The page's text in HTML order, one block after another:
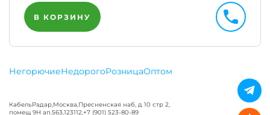
В КОРЗИНУ
НегорючиеНедорогоРозницаОптом
КабельРадар,Москва,Пресненская наб, д 10 стр 2,
помещ 9Н ап.563,123112,+7 (901) 523-80-89